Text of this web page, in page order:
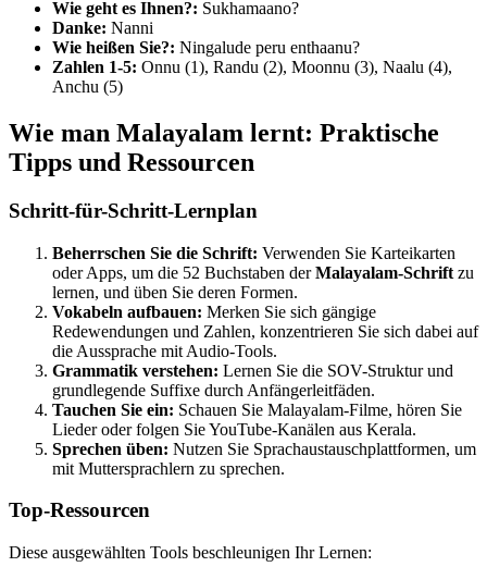
Wie geht es Ihnen?: Sukhamaano?
Danke: Nanni
Wie heißen Sie?: Ningalude peru enthaanu?
Zahlen 1-5: Onnu (1), Randu (2), Moonnu (3), Naalu (4),
Anchu (5)
Wie man Malayalam lernt: Praktische
Tipps und Ressourcen
Schritt-für-Schritt-Lernplan
Beherrschen Sie die Schrift: Verwenden Sie Karteikarten
oder Apps, um die 52 Buchstaben derMalayalam-Schrift zu
lernen, und üben Sie deren Formen.
Vokabeln aufbauen: Merken Sie sich gängige
Redewendungen und Zahlen, konzentrieren Sie sich dabei auf
die Aussprache mit Audio-Tools.
Grammatik verstehen: Lernen Sie die SOV-Struktur und
grundlegende Suffixe durch Anfängerleitfäden.
Tauchen Sie ein: Schauen Sie Malayalam-Filme, hören Sie
Lieder oder folgen Sie YouTube-Kanälen aus Kerala.
Sprechen üben: Nutzen Sie Sprachaustauschplattformen, um
mit Muttersprachlern zu sprechen.
Top-Ressourcen
Diese ausgewählten Tools beschleunigen Ihr Lernen: